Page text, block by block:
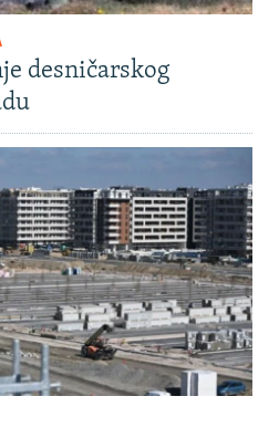
desničarskog